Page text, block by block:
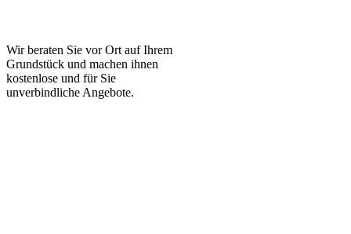
Wir beraten Sie vor Ort auf Ihrem
Grundstück und machen ihnen
kostenlose und für Sie
unverbindliche Angebote.